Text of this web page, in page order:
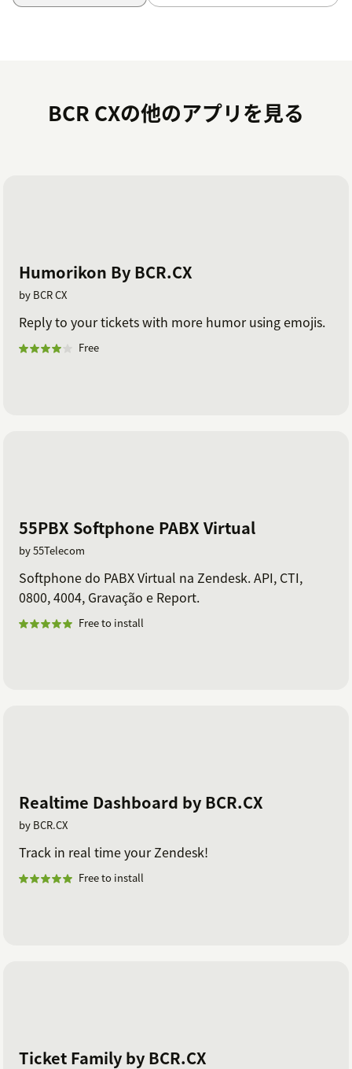
BCR CXの他のアプリを見る
Humorikon By BCR.CX
by BCR CX
Reply to your tickets with more humor using emojis.
Free
55PBX Softphone PABX Virtual
by 55Telecom
Softphone do PABX Virtual na Zendesk. API, CTI,
0800, 4004, Gravação e Report.
Free to install
Realtime Dashboard by BCR.CX
by BCR.CX
Track in real time your Zendesk!
Free to install
Ticket Family by BCR.CX